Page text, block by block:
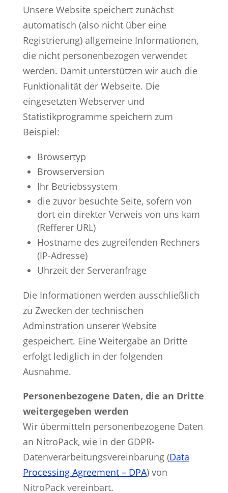
Unsere Website speichert zunächst
automatisch (also nicht über eine
Registrierung) allgemeine Informationen,
die nicht personenbezogen verwendet
werden. Damit unterstützen wir auch die
Funktionalität der Webseite. Die
eingesetzten Webserver und
Statistikprogramme speichern zum
Beispiel:
Browsertyp
Browserversion
Ihr Betriebssystem
die zuvor besuchte Seite, sofern von
dort ein direkter Verweis von uns kam
(Refferer URL)
Hostname des zugreifenden Rechners
(IP-Adresse)
Uhrzeit der Serveranfrage
Die Informationen werden ausschließlich
zu Zwecken der technischen
Adminstration unserer Website
gespeichert. Eine Weitergabe an Dritte
erfolgt lediglich in der folgenden
Ausnahme.
Personenbezogene Daten, die an Dritte
weitergegeben werden
Wir übermitteln personenbezogene Daten
an NitroPack, wie in der GDPR-
Datenverarbeitungsvereinbarung (Data
Processing Agreement – DPA) von
NitroPack vereinbart.